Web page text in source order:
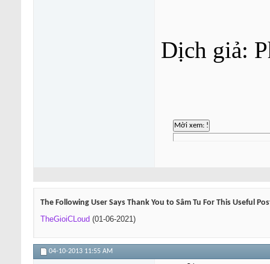
Dịch giả:
The Following User Says Thank You to Sâm Tu For This Useful
TheGioiCLoud (01-06-2021)
04-10-2013 11:55 AM